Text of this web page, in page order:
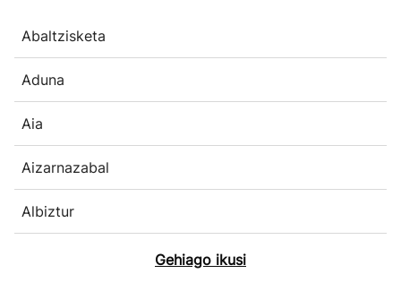
Abaltzisketa
Aduna
Aia
Aizarnazabal
Albiztur
Gehiago ikusi